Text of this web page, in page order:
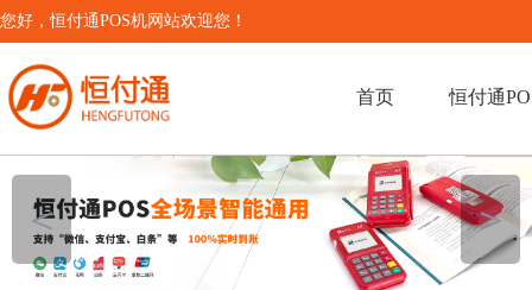
您好，恒付通POS机网站欢迎您！
首页 恒付通
＜ ＞